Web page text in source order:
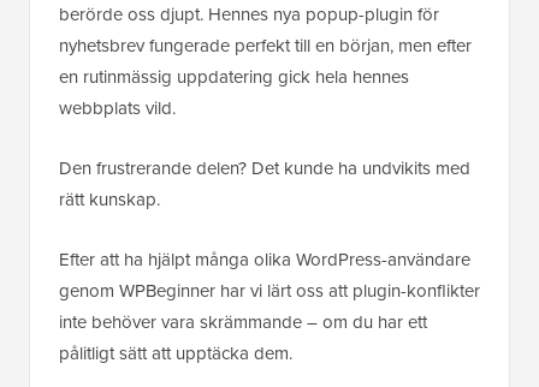
berörde oss djupt. Hennes nya popup-plugin för
nyhetsbrev fungerade perfekt till en början, men efter
en rutinmässig uppdatering gick hela hennes
webbplats vild.
Den frustrerande delen? Det kunde ha undvikits med
rätt kunskap.
Efter att ha hjälpt många olika WordPress-användare
genom WPBeginner har vi lärt oss att plugin-konflikter
inte behöver vara skrämmande – om du har ett
pålitligt sätt att upptäcka dem.